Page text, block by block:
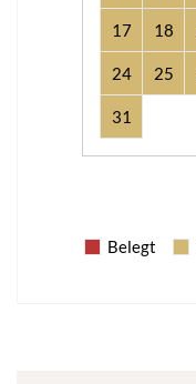
17 18
24 25
31
Belegt